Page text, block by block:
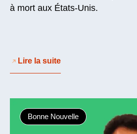
à mort aux États-Unis.
Lire la suite
Bonne Nouvelle